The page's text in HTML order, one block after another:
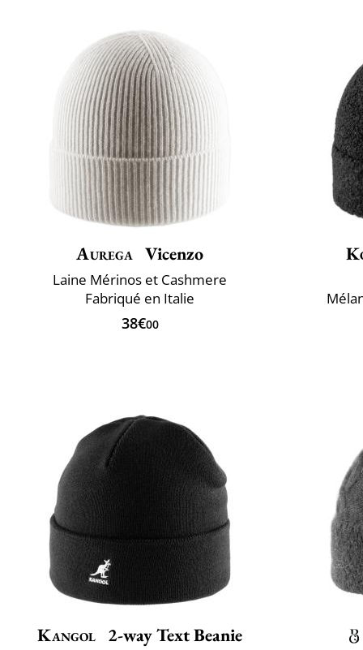
Aurega Vicenzo
Laine Mérinos et Cashmere
Fabriqué en Italie
38€00
Kangol 2-way Text Beanie